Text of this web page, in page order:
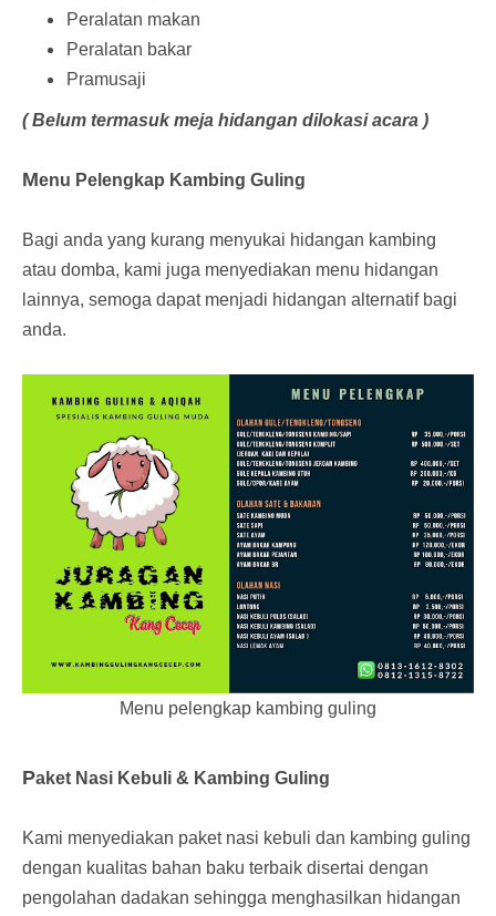
Peralatan makan
Peralatan bakar
Pramusaji
( Belum termasuk meja hidangan dilokasi acara )
Menu Pelengkap Kambing Guling
Bagi anda yang kurang menyukai hidangan kambing
atau domba, kami juga menyediakan menu hidangan
lainnya, semoga dapat menjadi hidangan alternatif bagi
anda.
Menu pelengkap kambing guling
Paket Nasi Kebuli & Kambing Guling
Kami menyediakan paket nasi kebuli dan kambing guling
dengan kualitas bahan baku terbaik disertai dengan
pengolahan dadakan sehingga menghasilkan hidangan